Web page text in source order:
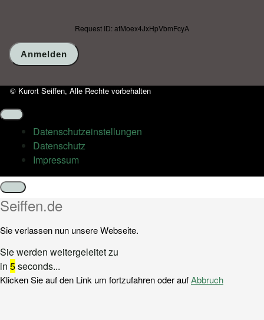
Request ID: atMoex4JxHpVbmFcyA
© Kurort Seiffen, Alle Rechte vorbehalten
Datenschutz­einstellungen
Datenschutz
Impressum
Schließen
Seiffen.de
Sie verlassen nun unsere Webseite.
Sie werden weitergeleitet zu
in 5seconds...
Klicken Sie auf den Link um fortzufahren oder aufAbbruch